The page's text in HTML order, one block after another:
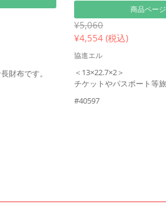
財布です。
商品ペー
¥5,060
¥4,554 (税込)
協進エル
＜13×22.7×2＞
チケットやパスポート等
#40597